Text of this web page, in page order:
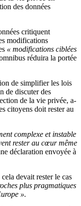
des données
critiquent
modifications
« modifications ciblées
réduira la portée
de simplifier les lois
de discuter des
de la vie privée, a-
citoyens doit rester au
complexe et instable
rester au cœur même
déclaration envoyée à
devait rester le cas
plus pragmatiques
».